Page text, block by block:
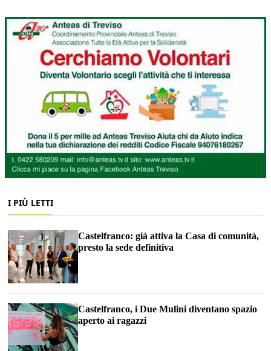
I PIÙ LETTI
Castelfranco: già attiva la Casa di comunità,
presto la sede definitiva
Castelfranco, i Due Mulini diventano spazio
aperto ai ragazzi